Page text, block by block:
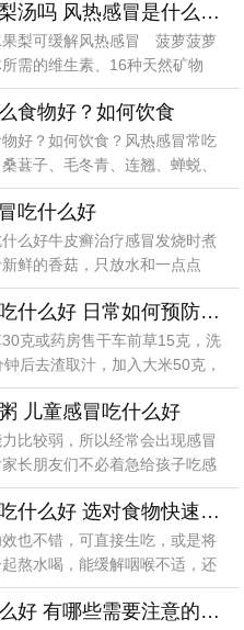
风热感冒能吃梨汤吗 风热感冒是什么原因引起的
果梨可缓解风热感冒 菠萝菠萝
需的维生素、16种天然矿物
食物好？如何饮食
好？如何饮食？风热感冒常吃
葚子、毛冬青、连翘、蝉蜕、
吃什么好
么好牛皮癣治疗感冒发烧时煮
鲜的香菇，只放水和一点点
糖尿病人感冒吃什么好 日常如何预防糖尿病
克或药房售干车前草15克，洗
后去渣取汁，加入大米50克，
儿童感冒吃什么好
比较弱，所以经常会出现感冒
长朋友们不必着急给孩子吃感
孕妇上火感冒吃什么好 选对食物快速去火
也不错，可直接生吃，或是将
熬水喝，能缓解咽喉不适，还
夏天感冒吃什么好 有哪些需要注意的方面